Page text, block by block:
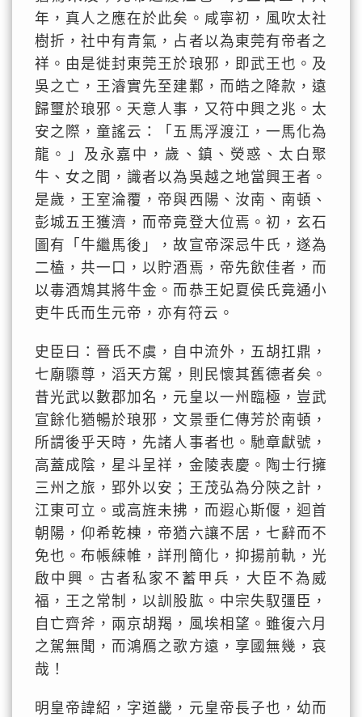
年，真人之應在於此矣。咸寧初，風吹太社
樹折，社中有青氣，占者以為東莞有帝者之
祥。由是徙封東莞王於琅邪，即武王也。及
吳之亡，王濬實先至建鄴，而皓之降款，遠
歸璽於琅邪。天意人事，又符中興之兆。太
安之際，童謠云：「五馬浮渡江，一馬化為
龍。」及永嘉中，歲、鎮、熒惑、太白聚
牛、女之間，識者以為吳越之地當興王者。
是歲，王室淪覆，帝與西陽、汝南、南頓、
彭城五王獲濟，而帝竟登大位焉。初，玄石
圖有「牛繼馬後」，故宣帝深忌牛氏，遂為
二榼，共一口，以貯酒焉，帝先飲佳者，而
以毒酒鴆其將牛金。而恭王妃夏侯氏竟通小
吏牛氏而生元帝，亦有符云。
史臣曰：晉氏不虞，自中流外，五胡扛鼎，
七廟隳尊，滔天方駕，則民懷其舊德者矣。
昔光武以數郡加名，元皇以一州臨極，豈武
宣餘化猶暢於琅邪，文景垂仁傳芳於南頓，
所謂後乎天時，先諸人事者也。馳章獻號，
高蓋成陰，星斗呈祥，金陵表慶。陶士行擁
三州之旅，郢外以安；王茂弘為分陝之計，
江東可立。或高旌未拂，而遐心斯偃，迴首
朝陽，仰希乾棟，帝猶六讓不居，七辭而不
免也。布帳綀帷，詳刑簡化，抑揚前軌，光
啟中興。古者私家不蓄甲兵，大臣不為威
福，王之常制，以訓股肱。中宗失馭彊臣，
自亡齊斧，兩京胡羯，風埃相望。雖復六月
之駕無聞，而鴻鴈之歌方遠，享國無幾，哀
哉！
明皇帝諱紹，字道畿，元皇帝長子也，幼而